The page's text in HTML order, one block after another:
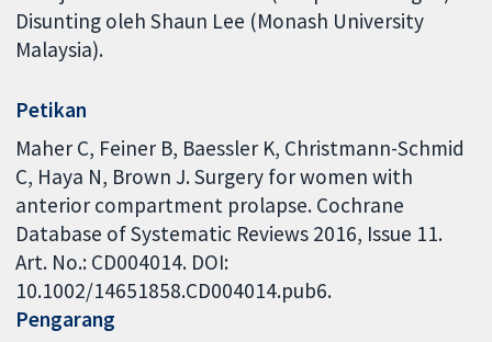
Disunting oleh Shaun Lee (Monash University
Malaysia).
Petikan
Maher C, Feiner B, Baessler K, Christmann-Schmid
C, Haya N, Brown J. Surgery for women with
anterior compartment prolapse. Cochrane
Database of Systematic Reviews 2016, Issue 11.
Art. No.: CD004014. DOI:
10.1002/14651858.CD004014.pub6.
Pengarang